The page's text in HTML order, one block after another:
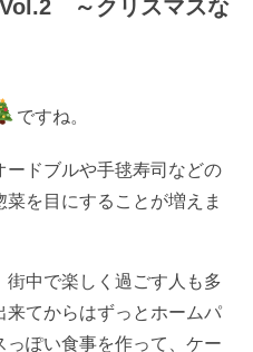
～クリスマスな
ですね。
ードブルや手毬寿司などの
を目にすることが増えま
中で楽しく過ごす人も多
来てからはずっとホームパ
ぽい食事を作って、ケー